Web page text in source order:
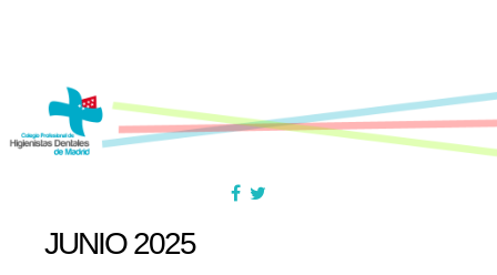
JUNIO 2025